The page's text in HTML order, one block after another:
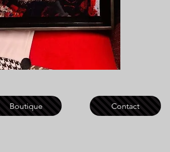
Boutique Contact